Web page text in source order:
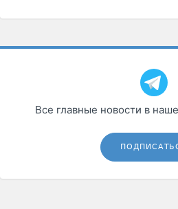
Все главные новости в